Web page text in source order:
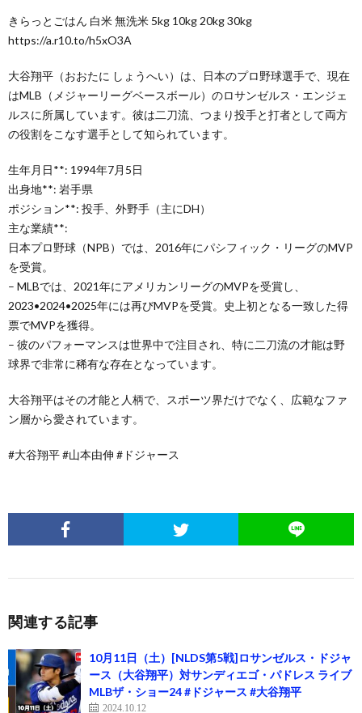
きらっとごはん 白米 無洗米 5kg 10kg 20kg 30kg
https://a.r10.to/h5xO3A
大谷翔平（おおたに しょうへい）は、日本のプロ野球選手で、現在
はMLB（メジャーリーグベースボール）のロサンゼルス・エンジェ
ルスに所属しています。彼は二刀流、つまり投手と打者として両方
の役割をこなす選手として知られています。
生年月日**: 1994年7月5日
出身地**: 岩手県
ポジション**: 投手、外野手（主にDH）
主な業績**:
日本プロ野球（NPB）では、2016年にパシフィック・リーグのMVP
を受賞。
– MLBでは、2021年にアメリカンリーグのMVPを受賞し、
2023•2024•2025年には再びMVPを受賞。史上初となる一致した得
票でMVPを獲得。
– 彼のパフォーマンスは世界中で注目され、特に二刀流の才能は野
球界で非常に稀有な存在となっています。
大谷翔平はその才能と人柄で、スポーツ界だけでなく、広範なファ
ン層から愛されています。
#大谷翔平 #山本由伸 #ドジャース
関連する記事
10月11日（土）[NLDS第5戦]ロサンゼルス・ドジャ
ース（大谷翔平）対サンディエゴ・パドレス ライブ
MLBザ・ショー24 #ドジャース #大谷翔平
2024.10.12